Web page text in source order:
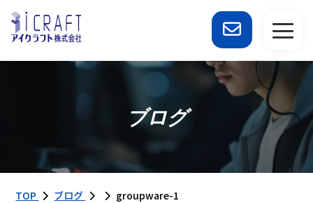
ブログ
TOP ブログ groupware-1